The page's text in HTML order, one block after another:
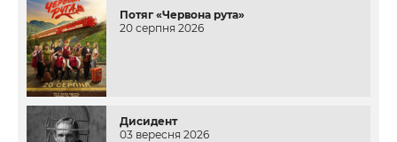
Потяг «Червона рута»
20 серпня 2026
Дисидент
03 вересня 2026